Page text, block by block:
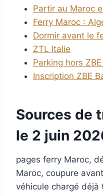
Partir au Maroc
Ferry Maroc :
Dormir avant le
ZTL Italie
Parking hors
Inscription ZBE
Sources de
le 2 juin
pages ferry Maroc,
Maroc, coupure
véhicule chargé déjà